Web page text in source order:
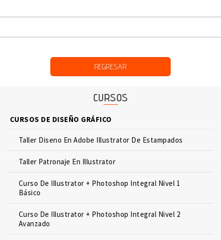
REGRESAR
CURSOS
CURSOS DE DISEÑO GRÁFICO
Taller Diseno En Adobe Illustrator De Estampados
Taller Patronaje En Illustrator
Curso De Illustrator + Photoshop Integral Nivel 1
Básico
Curso De Illustrator + Photoshop Integral Nivel 2
Avanzado